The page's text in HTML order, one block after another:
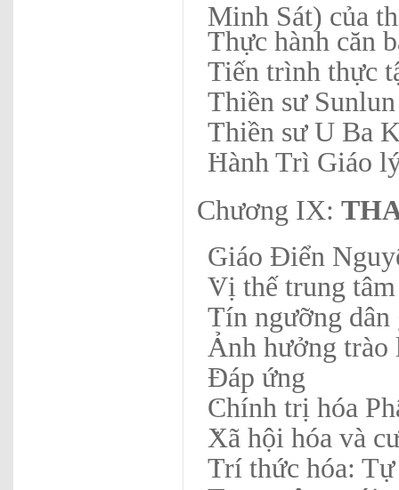
Minh Sát) của
Thực hành căn
Tiến trình thực
Thiền sư
Thiền sư U Ba
Hành Trì Giáo
Chương IX:
Giáo Điển
Vị thế trung
Tín ngưỡng dân
Ảnh hưởng trào
Đáp ứng
Chính trị hóa
Xã hội hóa và
Trí thức hóa: